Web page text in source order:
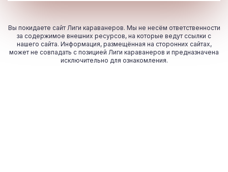
Вы покидаете сайт Лиги караванеров. Мы не несём ответственности
за содержимое внешних ресурсов, на которые ведут ссылки с
нашего сайта. Информация, размещённая на сторонних сайтах,
может не совпадать с позицией Лиги караванеров и предназначена
исключительно для ознакомления.